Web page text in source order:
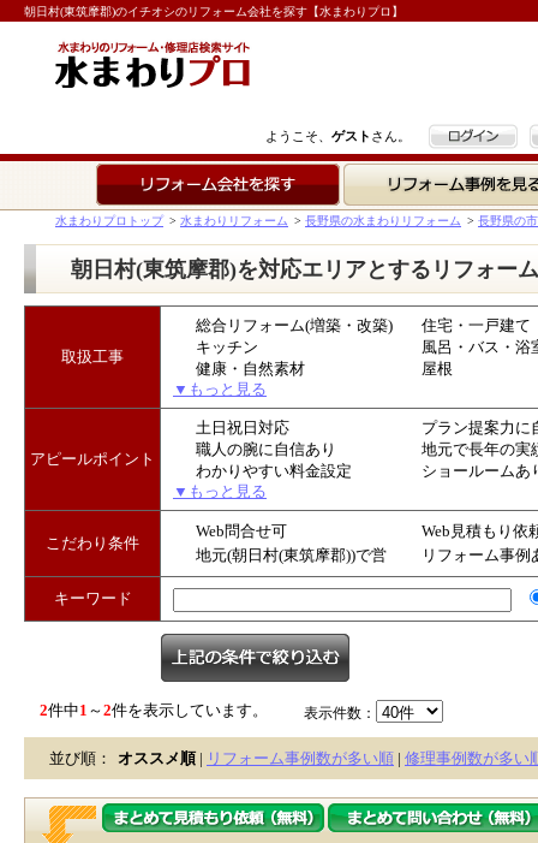
朝日村(東筑摩郡)のイチオシのリフォーム会社を探す【水まわりプロ】
ようこそ、 ゲスト さん。 ログイン
リフォーム事例を見る
水まわりプロトップ > 水まわりリフォーム > 長野県の水まわりリフォーム > 長野県の
朝日村(東筑摩郡)を対応エリアとするリフォー
取扱工事
総合リフォーム(増築・改築)
住宅・一戸建て
キッチン
風呂・バス・浴
健康・自然素材
屋根
▼もっと見る
アピールポイント
土日祝日対応
プラン提案力に
職人の腕に自信あり
地元で長年の実
わかりやすい料金設定
ショールームあ
▼もっと見る
こだわり条件
Web問合せ可
Web見積もり依
地元(朝日村(東筑摩郡))で営
業
リフォーム事例
キーワード
2件中1 ～2件を表示しています。 表示件数：
並び順： オススメ順 | リフォーム事例数が多い順 | 修理事例数が多い